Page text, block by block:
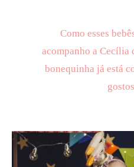
Como esses
acompanho a Cecília
bonequinha já está